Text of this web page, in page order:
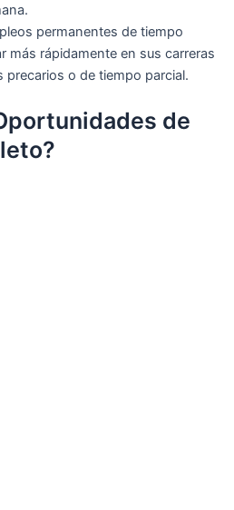
permanentes de tiempo
más rápidamente en sus carreras
precarios o de tiempo parcial.
de